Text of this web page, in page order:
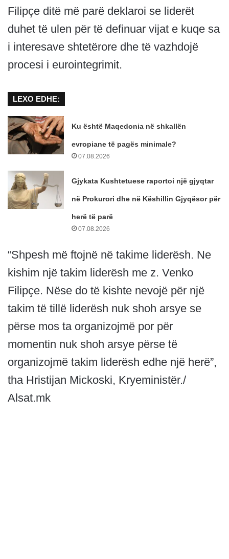
Filipçe ditë më parë deklaroi se liderët
duhet të ulen për të definuar vijat e kuqe sa
i interesave shtetërore dhe të vazhdojë
procesi i eurointegrimit.
LEXO EDHE:
Ku është Maqedonia në shkallën
evropiane të pagës minimale?
07.08.2026
Gjykata Kushtetuese raportoi një gjyqtar
në Prokurori dhe në Këshillin Gjyqësor për
herë të parë
07.08.2026
“Shpesh më ftojnë në takime liderësh. Ne
kishim një takim liderësh me z. Venko
Filipçe. Nëse do të kishte nevojë për një
takim të tillë liderësh nuk shoh arsye se
përse mos ta organizojmë por për
momentin nuk shoh arsye përse të
organizojmë takim liderësh edhe një herë”,
tha Hristijan Mickoski, Kryeministër./
Alsat.mk